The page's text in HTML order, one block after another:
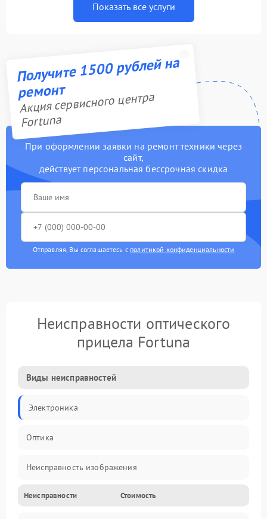
Показать все услуги
Получите 1500 рублей на
ремонт
Акция сервисного центра
Fortuna
При оформлении заявки на ремонт техники через
сайт,
действует персональная бессрочная скидка
Отправляя, Вы соглашаетесь с политикой конфиденциальности
Неисправности оптического
прицела Fortuna
Виды неисправностей
Электроника
Оптика
Неисправность изображения
Механические повреждения
Неисправности Стоимость